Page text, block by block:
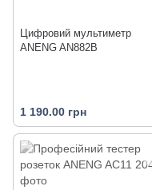
Цифровий мультиметр
ANENG AN882B
1 190.00 грн